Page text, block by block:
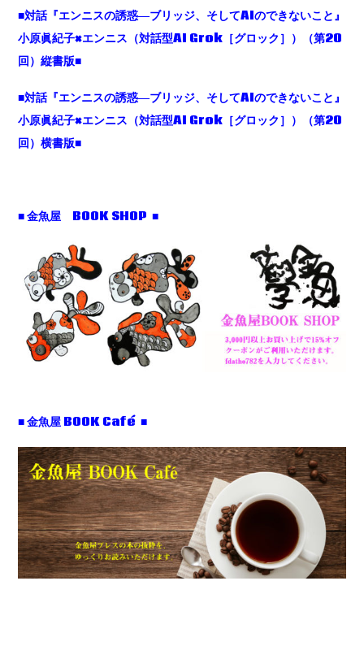
■対話『エンニスの誘惑―ブリッジ、そしてAIのできないこと』
小原眞紀子×エンニス（対話型AI Grok［グロック］）（第20
回）縦書版■
■対話『エンニスの誘惑―ブリッジ、そしてAIのできないこと』
小原眞紀子×エンニス（対話型AI Grok［グロック］）（第20
回）横書版■
■ 金魚屋 BOOK SHOP ■
■ 金魚屋 BOOK Café ■